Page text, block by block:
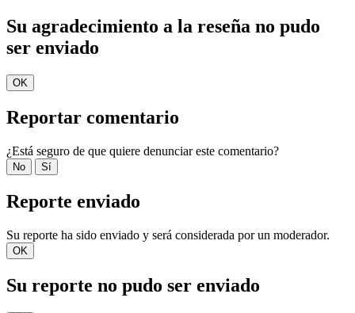
Su agradecimiento a la reseña no pudo
ser enviado
OK
Reportar comentario
¿Está seguro de que quiere denunciar este comentario?
No Sí
Reporte enviado
Su reporte ha sido enviado y será considerada por un moderador.
OK
Su reporte no pudo ser enviado